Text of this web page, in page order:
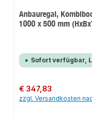
Anbauregal,
1000 x 500 mm
Sofort verfügbar,
Regulärer Preis:
€ 347,83
zzgl. Versandkosten